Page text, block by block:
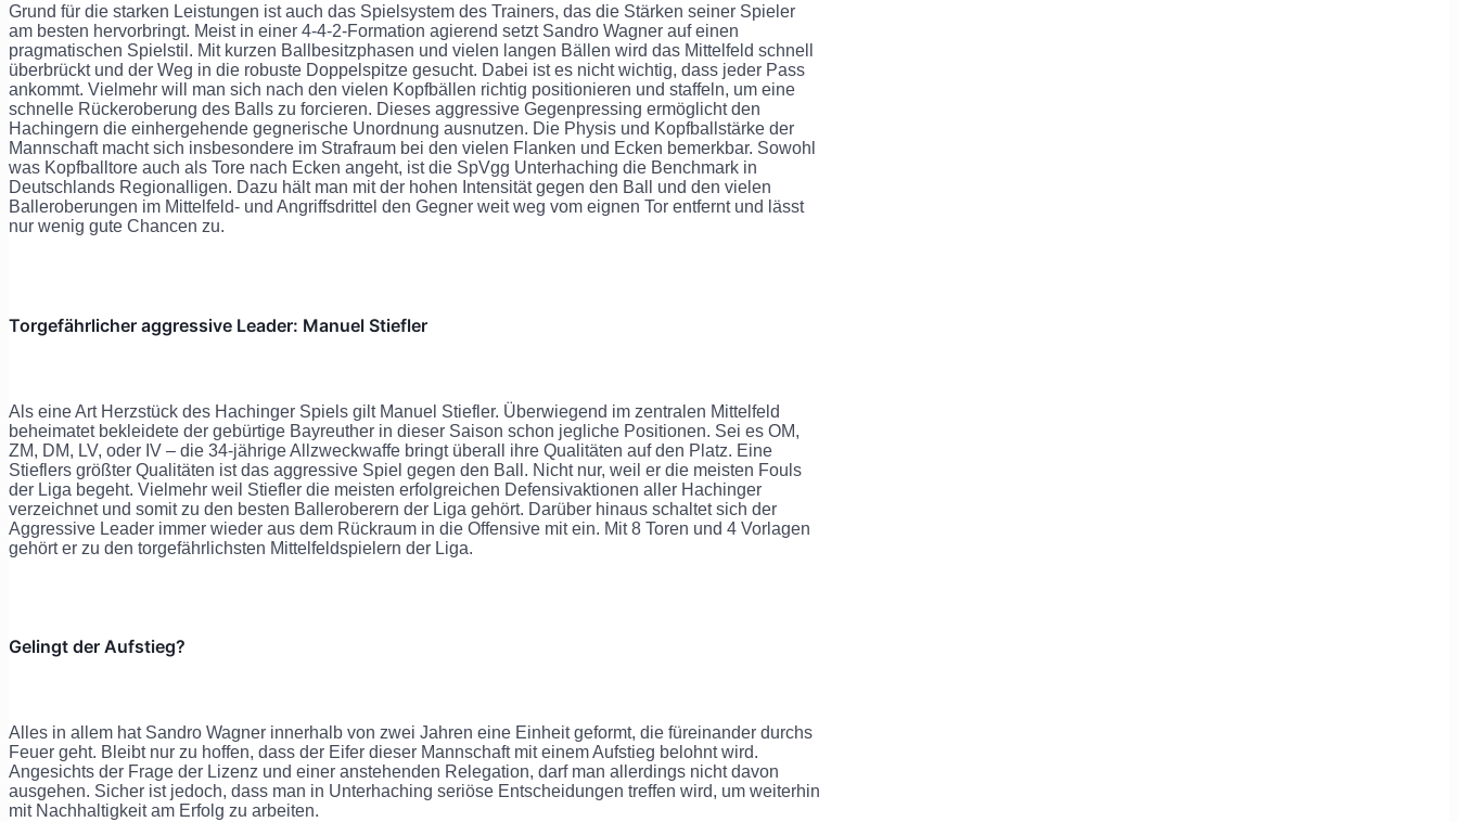
Grund für die starken Leistungen ist auch das Spielsystem des Trainers, das die Stärken seiner Spieler
am besten hervorbringt. Meist in einer 4-4-2-Formation agierend setzt Sandro Wagner auf einen
pragmatischen Spielstil. Mit kurzen Ballbesitzphasen und vielen langen Bällen wird das Mittelfeld schnell
überbrückt und der Weg in die robuste Doppelspitze gesucht. Dabei ist es nicht wichtig, dass jeder Pass
ankommt. Vielmehr will man sich nach den vielen Kopfbällen richtig positionieren und staffeln, um eine
schnelle Rückeroberung des Balls zu forcieren. Dieses aggressive Gegenpressing ermöglicht den
Hachingern die einhergehende gegnerische Unordnung ausnutzen. Die Physis und Kopfballstärke der
Mannschaft macht sich insbesondere im Strafraum bei den vielen Flanken und Ecken bemerkbar. Sowohl
was Kopfballtore auch als Tore nach Ecken angeht, ist die SpVgg Unterhaching die Benchmark in
Deutschlands Regionalligen. Dazu hält man mit der hohen Intensität gegen den Ball und den vielen
Balleroberungen im Mittelfeld- und Angriffsdrittel den Gegner weit weg vom eignen Tor entfernt und lässt
nur wenig gute Chancen zu.
Torgefährlicher aggressive Leader: Manuel Stiefler
Als eine Art Herzstück des Hachinger Spiels gilt Manuel Stiefler. Überwiegend im zentralen Mittelfeld
beheimatet bekleidete der gebürtige Bayreuther in dieser Saison schon jegliche Positionen. Sei es OM,
ZM, DM, LV, oder IV – die 34-jährige Allzweckwaffe bringt überall ihre Qualitäten auf den Platz. Eine
Stieflers größter Qualitäten ist das aggressive Spiel gegen den Ball. Nicht nur, weil er die meisten Fouls
der Liga begeht. Vielmehr weil Stiefler die meisten erfolgreichen Defensivaktionen aller Hachinger
verzeichnet und somit zu den besten Balleroberern der Liga gehört. Darüber hinaus schaltet sich der
Aggressive Leader immer wieder aus dem Rückraum in die Offensive mit ein. Mit 8 Toren und 4 Vorlagen
gehört er zu den torgefährlichsten Mittelfeldspielern der Liga.
Gelingt der Aufstieg?
Alles in allem hat Sandro Wagner innerhalb von zwei Jahren eine Einheit geformt, die füreinander durchs
Feuer geht. Bleibt nur zu hoffen, dass der Eifer dieser Mannschaft mit einem Aufstieg belohnt wird.
Angesichts der Frage der Lizenz und einer anstehenden Relegation, darf man allerdings nicht davon
ausgehen. Sicher ist jedoch, dass man in Unterhaching seriöse Entscheidungen treffen wird, um weiterhin
mit Nachhaltigkeit am Erfolg zu arbeiten.